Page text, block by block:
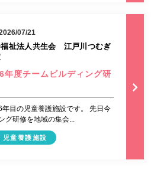
07/21
福祉法人共生会 江戸川つむぎ
年度チームビルディング研
目の児童養護施設です。 先日今
研修を地域の集会...
児童養護施設